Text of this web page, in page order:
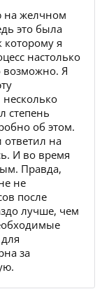
на желчном
это была
которому я
настолько
возможно. Я
степень
об этом.
на
И во время
Правда,
не
после
лучше, чем
за